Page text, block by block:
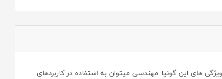
های این گونیا مهندسی میتوان به استفاده در کاربردهای